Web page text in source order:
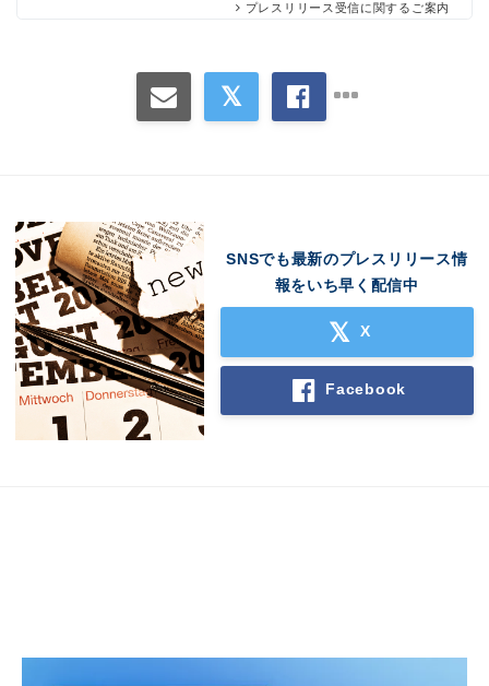
プレスリリース受信に関するご案内
SNSでも最新のプレスリリース情
報をいち早く配信中
X
Facebook